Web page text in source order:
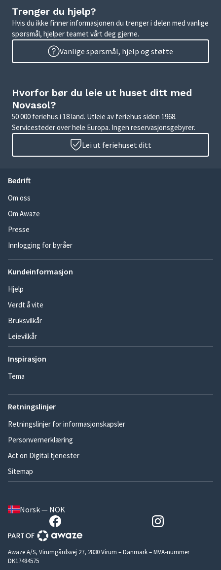
Trenger du hjelp?
Hvis du ikke finner informasjonen du trenger i delen med vanlige
spørsmål, hjelper teamet vårt deg gjerne.
Vanlige spørsmål, hjelp og støtte
Hvorfor bør du leie ut huset ditt med
Novasol?
50 000 feriehus i 18 land. Utleie av feriehus siden 1968.
Servicesteder over hele Europa. Ingen reservasjonsgebyrer.
Lei ut feriehuset ditt
Bedrift
Om oss
Om Awaze
Presse
Innlogging for byråer
Kundeinformasjon
Hjelp
Verdt å vite
Bruksvilkår
Leievilkår
Inspirasjon
Tema
Retningslinjer
Retningslinjer for informasjonskapsler
Personvernerklæring
Act on Digital tjenester
Sitemap
Norsk — NOK
Awaze A/S, Virumgårdsvej 27, 2830 Virum – Danmark – MVA-nummer
DK17484575